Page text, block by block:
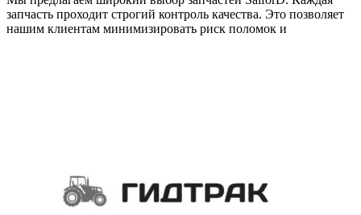
запчасть проходит строгий контроль качества. Это позволяет
нашим клиентам минимизировать риск поломок и